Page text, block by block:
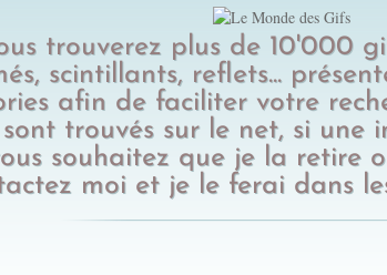
trouverez plus de 10'000
scintillants, reflets...
afin de faciliter votre
trouvés sur le net, si une
souhaitez que je la retire
moi et je le ferai dans